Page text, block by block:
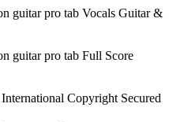
Copyright Secured